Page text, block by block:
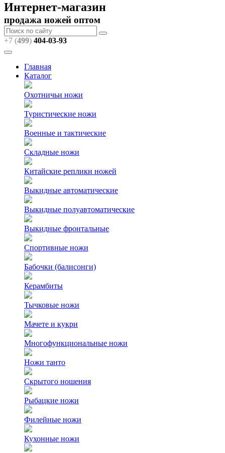
Интернет-магазин
продажа ножей оптом
+7 (499) 404-03-93
Главная
Каталог
Охотничьи ножи
Туристические ножи
Военные и тактические
Складные ножи
Китайские реплики ножей
Выкидные автоматические
Выкидные полуавтоматические
Выкидные фронтальные
Спортивные ножи
Бабочки (балисонги)
Керамбиты
Тычковые ножи
Мачете и кукри
Многофункциональные ножи
Ножи танто
Скрытого ношения
Рыбацкие ножи
Филейные ножи
Кухонные ножи